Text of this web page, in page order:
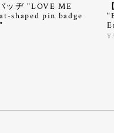
ッヂ "LOVE ME
shaped pin badge